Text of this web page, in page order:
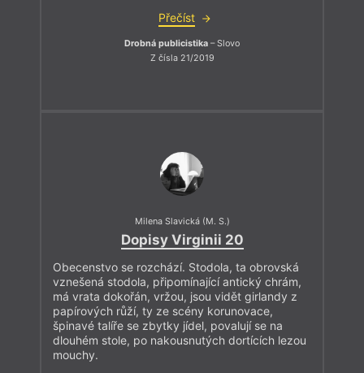
Přečíst
Drobná publicistika – Slovo
Z čísla 21/2019
Milena Slavická (M. S.)
Dopisy Virginii 20
Obecenstvo se rozchází. Stodola, ta obrovská
vznešená stodola, připomínající antický chrám,
má vrata dokořán, vržou, jsou vidět girlandy z
papírových růží, ty ze scény korunovace,
špinavé talíře se zbytky jídel, povalují se na
dlouhém stole, po nakousnutých dortících lezou
mouchy.